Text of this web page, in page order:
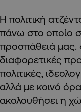
Η πολιτική
πάνω στο οποίο
προσπάθειά μας.
διαφορετικές
πολιτικές,
αλλά με κοινό
ακολουθήσει η